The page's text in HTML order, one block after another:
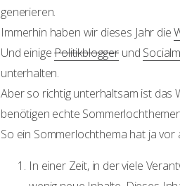
generieren.
Immerhin haben wir dieses Jahr die
Und einigePolitikblogger und
unterhalten.
Aber so richtig unterhaltsam ist das
benötigen echte
So ein Sommerlochthema hat ja vor
In einer Zeit, in der viele